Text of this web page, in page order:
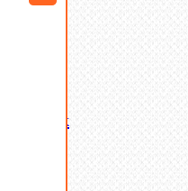
крепеж